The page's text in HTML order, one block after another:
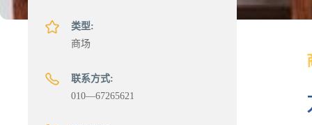
类型:
商场
联系方式:
010—67265621